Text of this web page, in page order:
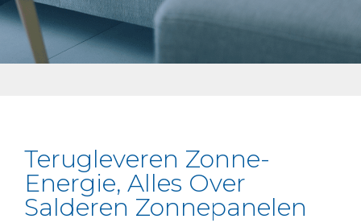
Terugleveren Zonne-
Energie, Alles Over
Salderen Zonnepanelen